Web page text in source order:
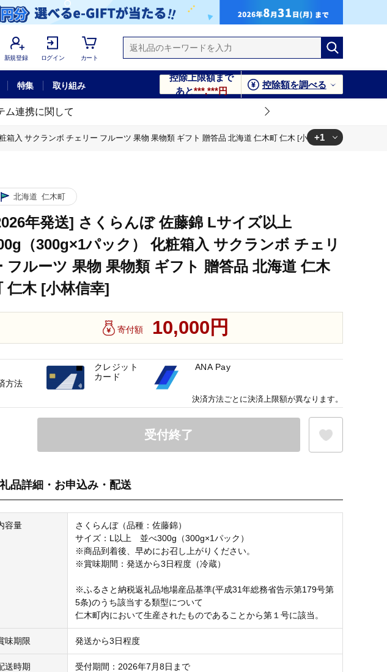
新規登録 ログイン カート
特集 取り組み
控除上限額まで
あと***,***円
控除額を調べる
ム連携に関して
入 サクランボ チェリー フルーツ 果物 果物類 ギフト 贈答品 北海道 仁木町 仁木 [小林信幸]
+1
北海道 仁木町
年発送] さくらんぼ 佐藤錦 Lサイズ以上
（300g×1パック） 化粧箱入 サクランボ チェリ
フルーツ 果物 果物類 ギフト 贈答品 北海道 仁木
仁木 [小林信幸]
寄付額 10,000円
受付終了
品詳細・お申込み・配送
容量
さくらんぼ（品種：佐藤錦）
サイズ：L以上 並べ300g（300g×1パック）
※商品到着後、早めにお召し上がりください。
※賞味期間：発送から3日程度（冷蔵）
※ふるさと納税返礼品地場産品基準(平成31年総務省告示第179号第
5条)のうち該当する類型について
仁木町内において生産されたものであることから第１号に該当。
味期限 発送から3日程度
送時期
受付期間：2026年7月8日まで
方法
クレジット
カード
ANA Pay
決済方法ごとに決済上限額が異なります。